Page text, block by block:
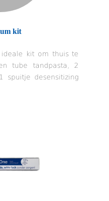
kit
kit om thuis te
tube tandpasta, 2
spuitje desensitizing